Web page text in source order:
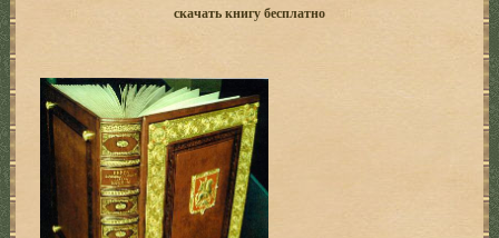
скачать книгу бесплатно